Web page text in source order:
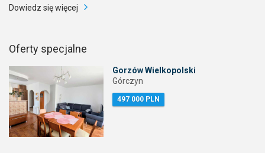
Dowiedz się więcej
Oferty specjalne
Gorzów Wielkopolski
Górczyn
497 000 PLN